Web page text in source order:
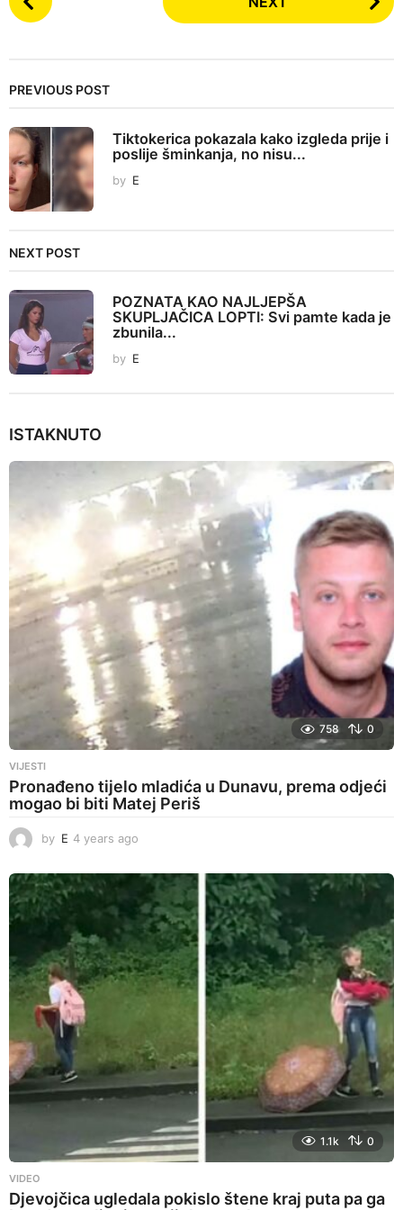
o
P
g
i
n
a
i
n
PREVIOUS POST
Tiktokerica pokazala kako izgleda prije i
poslije šminkanja, no nisu...
by E
NEXT POST
POZNATA KAO NAJLJEPŠA
SKUPLJAČICA LOPTI: Svi pamte kada je
zbunila...
by E
ISTAKNUTO
758 0
VIJESTI
Pronađeno tijelo mladića u Dunavu, prema odjeći
mogao bi biti Matej Periš
by E 4 years ago
e
r
s
a
g
o
1.1k 0
VIDEO
Djevojčica ugledala pokislo štene kraj puta pa ga